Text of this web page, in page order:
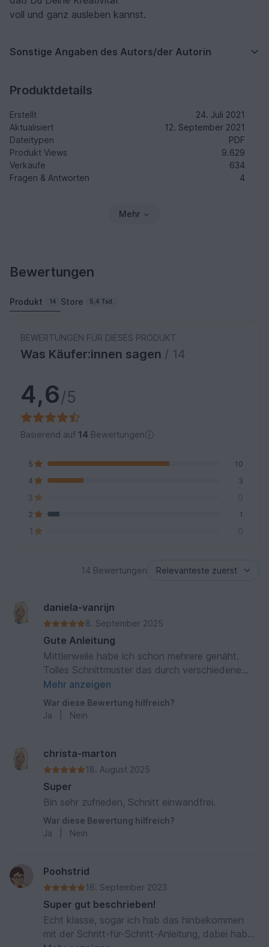
voll und ganz ausleben kannst.
Sonstige Angaben des Autors/der Autorin
Produktdetails
Erstellt
24. Juli 2021
Aktualisiert
12. September 2021
Dateitypen
PDF
Produkt Views
9.629
Verkäufe
634
Fragen & Antworten
4
Mehr
Bewertungen
Produkt 14 Store 5,4 Tsd.
BEWERTUNGEN FÜR DIESES PRODUKT
Was Käufer:innen sagen / 14
4,6/5
Basierend auf 14 Bewertungen
5
10
4
3
3 0
2 1
1 0
14 Bewertungen
daniela-vanrijn
8. September 2025
Gute Anleitung
Mittlerweile habe ich schon mehrere genäht.
Tolles Schnittmuster das durch verschiedene
Varianten nicht langweilig wird.
Mehr anzeigen
War diese Bewertung hilfreich?
Ja
Nein
christa-marton
18. August 2025
Super
Bin sehr zufrieden, Schnitt einwandfrei.
War diese Bewertung hilfreich?
Ja
Nein
Poohstrid
16. September 2023
Super gut beschrieben!
Echt klasse, sogar ich hab das hinbekommen
mit der Schritt-für-Schritt-Anleitung, dabei hab